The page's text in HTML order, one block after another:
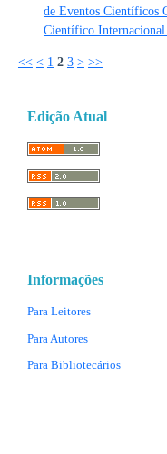
de Eventos Científicos
Científico
<< < 1 2 3 > >>
Edição Atual
Informações
Para Leitores
Para Autores
Para Bibliotecários